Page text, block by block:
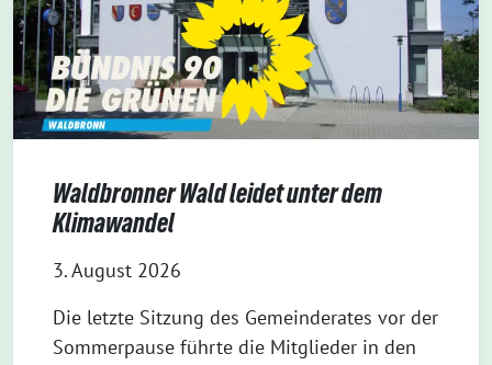
Waldbronner Wald leidet unter dem
Klimawandel
3. August 2026
Die letzte Sitzung des Gemeinderates vor der
Sommerpause führte die Mitglieder in den